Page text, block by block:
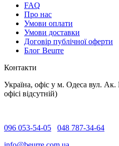
FAQ
Про нас
Умови оплати
Умови доставки
Договір публічної оферти
Блог Beurre
Контакти
Україна, офіс у м. Одеса вул. Ак.
офісі відсутній)
096 053-54-05
048 787-34-64